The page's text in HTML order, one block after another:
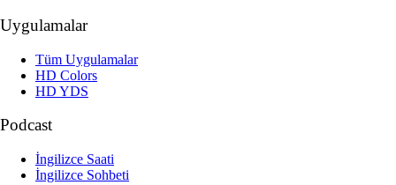
Uygulamalar
Tüm Uygulamalar
HD Colors
HD YDS
Podcast
İngilizce Saati
İngilizce Sohbeti